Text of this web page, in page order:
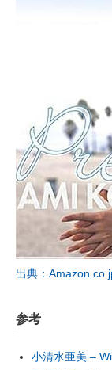
出典：
参考
小清水亜美 –